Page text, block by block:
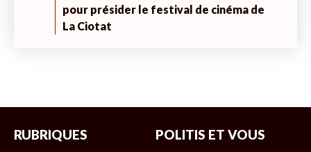
pour présider le festival de cinéma de
La Ciotat
RUBRIQUES POLITIS ET VOUS